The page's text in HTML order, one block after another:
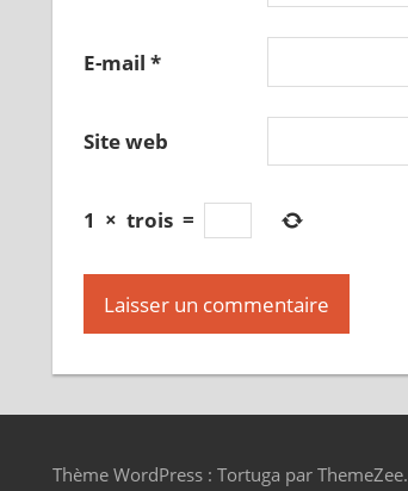
E-mail *
Site web
1 × trois =
Thème WordPress : Tortuga par ThemeZee.